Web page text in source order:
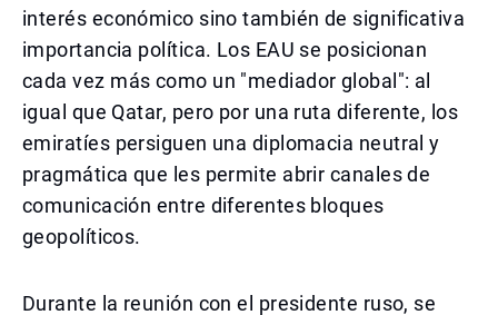
interés económico sino también de significativa
importancia política. Los EAU se posicionan
cada vez más como un "mediador global": al
igual que Qatar, pero por una ruta diferente, los
emiratíes persiguen una diplomacia neutral y
pragmática que les permite abrir canales de
comunicación entre diferentes bloques
geopolíticos.
Durante la reunión con el presidente ruso, se